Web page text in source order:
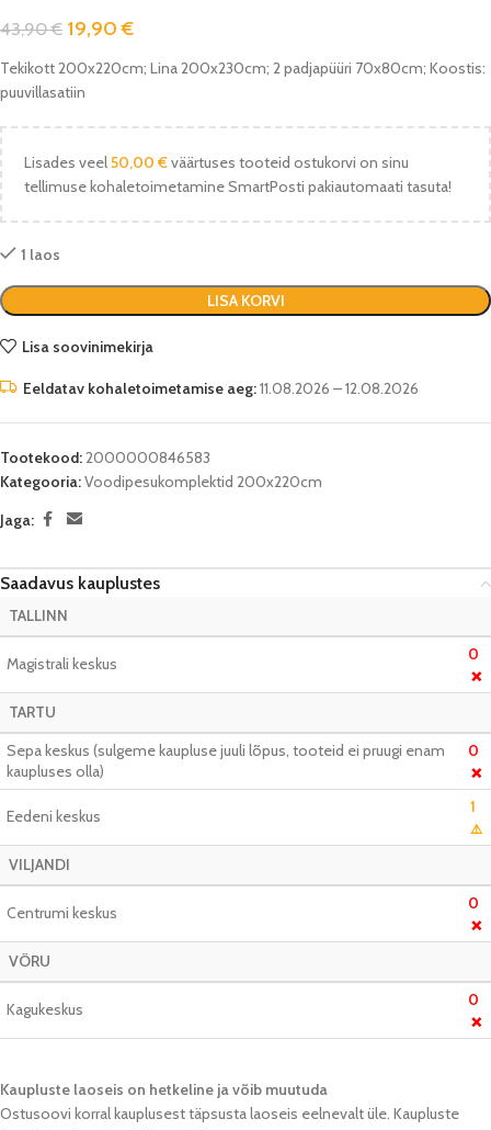
43,90€ 19,90€
Tekikott 200x220cm; Lina 200x230cm; 2 padjapüüri 70x80cm; Koostis:
puuvillasatiin
Lisades veel50,00 €väärtuses tooteid ostukorvi on sinu
tellimuse kohaletoimetamine SmartPosti pakiautomaati tasuta!
1 laos
LISA KORVI
Lisa soovinimekirja
Eeldatav kohaletoimetamise aeg:11.08.2026 – 12.08.2026
Tootekood:2000000846583
Kategooria:Voodipesukomplektid 200x220cm
Jaga:
Saadavus kauplustes
TALLINN
Magistrali keskus 0
❌
TARTU
Sepa keskus (sulgeme kaupluse juuli lõpus, tooteid ei pruugi enam
kaupluses olla)
0
❌
Eedeni keskus 1
⚠️
VILJANDI
Centrumi keskus 0
❌
VÕRU
Kagukeskus 0
❌
Kaupluste laoseis on hetkeline ja võib muutuda​
Ostusoovi korral kauplusest täpsusta laoseis eelnevalt üle. Kaupluste